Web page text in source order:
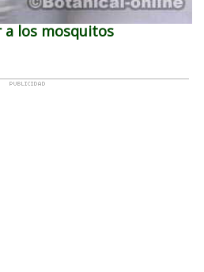
a los mosquitos